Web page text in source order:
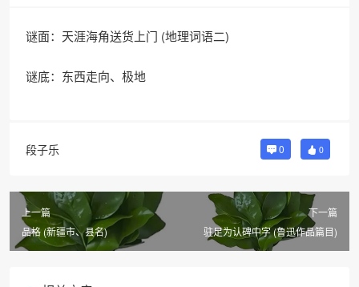
谜面：天涯海角送货上门 (地理词语二)
谜底：东西走向、极地
段子乐 0 0
上一篇
品格 (新疆市、县名)
下一篇
驻足为认碑中字 (鲁迅作品篇目)